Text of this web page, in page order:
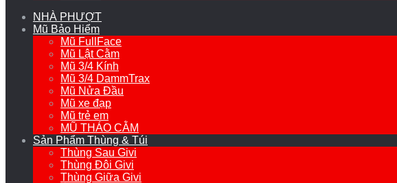
NHÀ PHƯỢT
Mũ Bảo Hiểm
Mũ FullFace
Mũ Lật Cằm
Mũ 3/4 Kính
Mũ 3/4 DammTrax
Mũ Nửa Đầu
Mũ xe đạp
Mũ trẻ em
MŨ THÁO CẰM
Sản Phẩm Thùng & Túi
Thùng Sau Givi
Thùng Đôi Givi
Thùng Giữa Givi